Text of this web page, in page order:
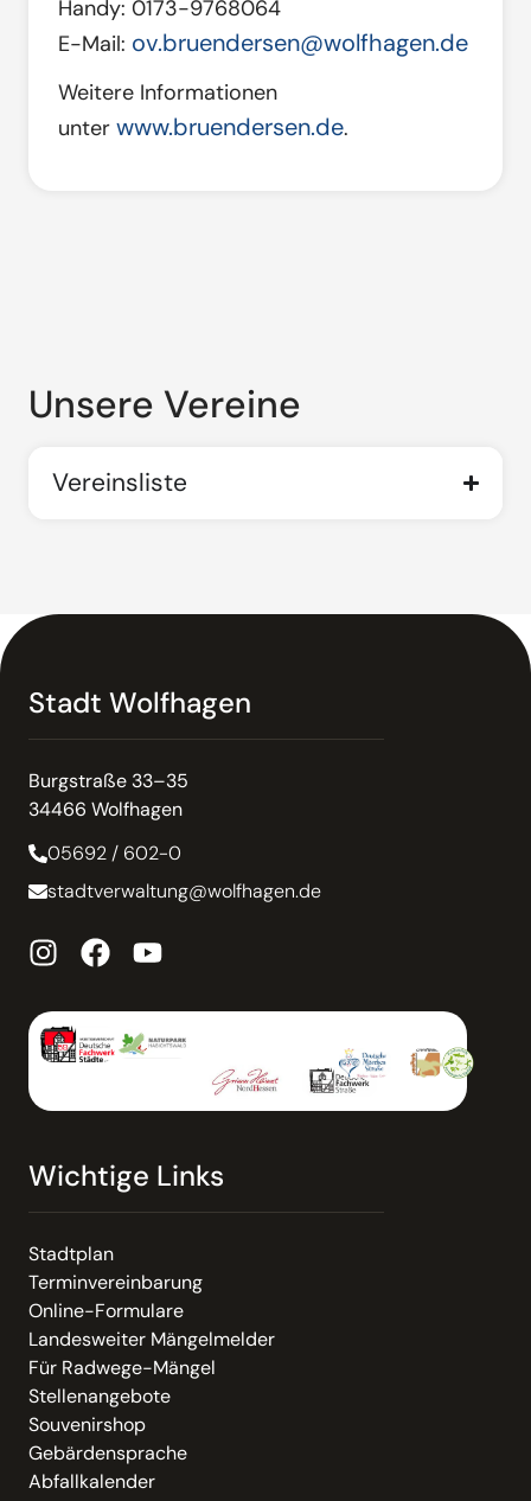
Handy: 0173-9768064
E-Mail: ov.bruendersen@wolfhagen.de
Weitere Informationen
unter www.bruendersen.de.
Unsere Vereine
Vereinsliste
Stadt Wolfhagen
Burgstraße 33–35
34466 Wolfhagen
05692 / 602-0
stadtverwaltung@wolfhagen.de
Wichtige Links
Stadtplan
Terminvereinbarung
Online-Formulare
Landesweiter Mängelmelder
Für Radwege-Mängel
Stellenangebote
Souvenirshop
Gebärdensprache
Abfallkalender